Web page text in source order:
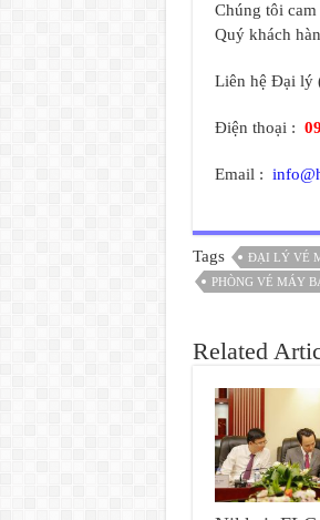
Chúng tôi
Quý khách
Liên hệ Đại lý
Điện thoại :
Email :
Tags ĐẠI LÝ VÉ
PHÒNG VÉ MÁY
Related